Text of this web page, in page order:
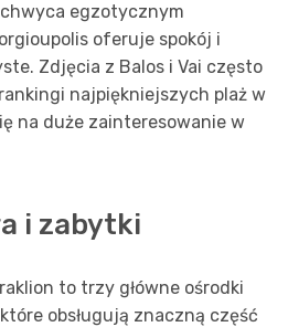
egzotycznym
oferuje spokój i
Zdjęcia z Balos i Vai często
najpiękniejszych plaż w
na duże zainteresowanie w
i zabytki
to trzy główne ośrodki
obsługują znaczną część